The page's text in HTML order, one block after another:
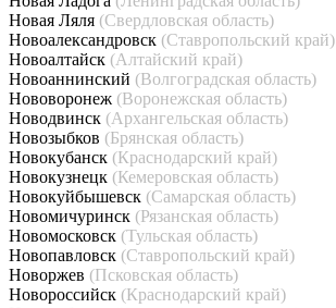
Новая Ляля (Свердловская область)
Новоалександровск (Ставропольский край)
Новоалтайск (Алтайский край)
Новоаннинский (Волгоградская область)
Нововоронеж (Воронежская область)
Новодвинск (Архангельская область)
Новозыбков (Брянская область)
Новокубанск (Краснодарский край)
Новокузнецк (Кемеровская область)
Новокуйбышевск (Самарская область)
Новомичуринск (Рязанская область)
Новомосковск (Тульская область)
Новопавловск (Ставропольский край)
Новоржев (Псковская область)
Новороссийск (Краснодарский край)